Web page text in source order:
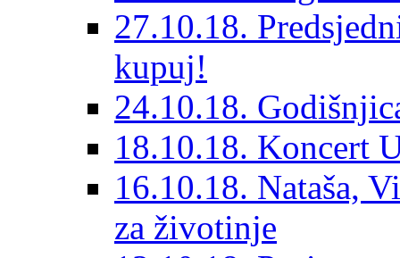
27.10.18.
kupuj!
24.10.18.
18.10.18. Koncert
16.10.18. Nataša,
za životinje